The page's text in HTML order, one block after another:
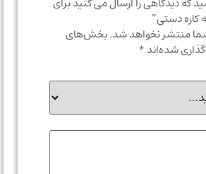
دستی”
نخواهد شد.بخش‌های
شده‌اند*